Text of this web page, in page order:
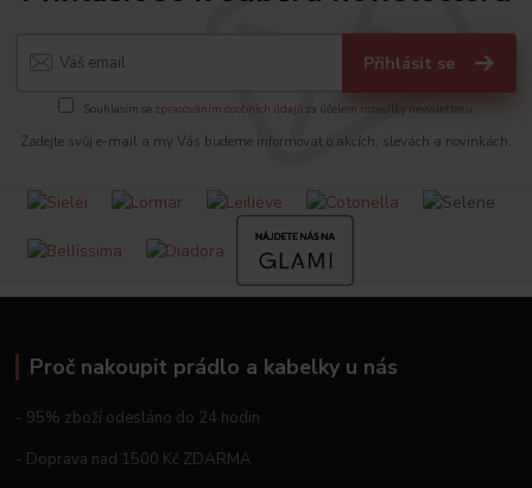
Přihlásit se
Souhlasím se zpracováním osobních údajů za účelem rozesílky newsletteru.
Zadejte svůj e-mail a my Vás budeme informovat o akcích, slevách a novinkách.
Proč nakoupit prádlo a kabelky u nás
- 95% zboží odesláno do 24 hodin
- Doprava nad 1500 Kč ZDARMA